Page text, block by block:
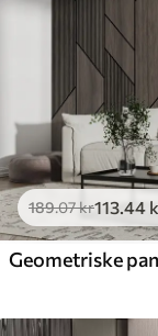
189.07kr113.44